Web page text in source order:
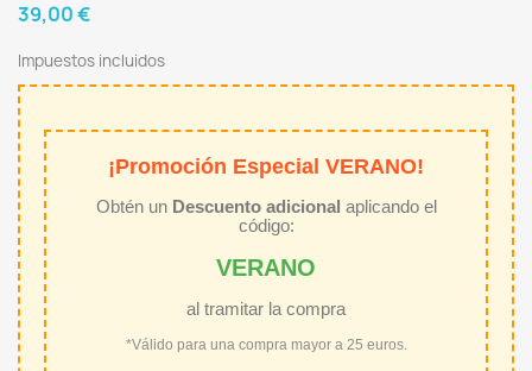
39,00 €
Impuestos incluidos
¡Promoción Especial VERANO!
Obtén un Descuento adicional aplicando el
código:
VERANO
al tramitar la compra
*Válido para una compra mayor a 25 euros.